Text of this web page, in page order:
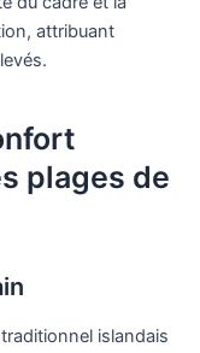
attribuant
plages de
islandais